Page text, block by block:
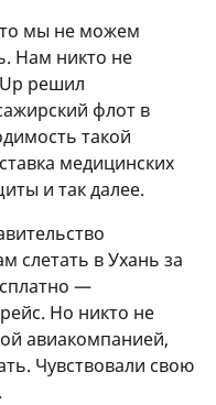
мы не можем
Нам никто не
решил
флот в
такой
медицинских
и так далее.
слетать в Ухань за
—
Но никто не
авиакомпанией,
Чувствовали свою